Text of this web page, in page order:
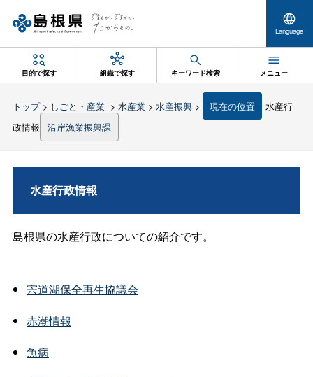
Language
目的で探す 組織で探す キーワード検索 メニュー
トップ> しごと・産業 > 水産業> 水産振興> 現在の位置
水産行
政情報
沿岸漁業振興課
水産行政情報
島根県の水産行政についての紹介です。
宍道湖保全再生協議会
赤潮情報
魚病